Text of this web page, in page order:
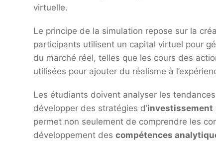
virtuelle.
Le principe de la simulation repose sur la
participants utilisent un capital virtuel pour
du marché réel, telles que les cours des
utilisées pour ajouter du réalisme à
Les étudiants doivent analyser les
développer des stratégies d’investissement
permet non seulement de comprendre les
développement des compétences